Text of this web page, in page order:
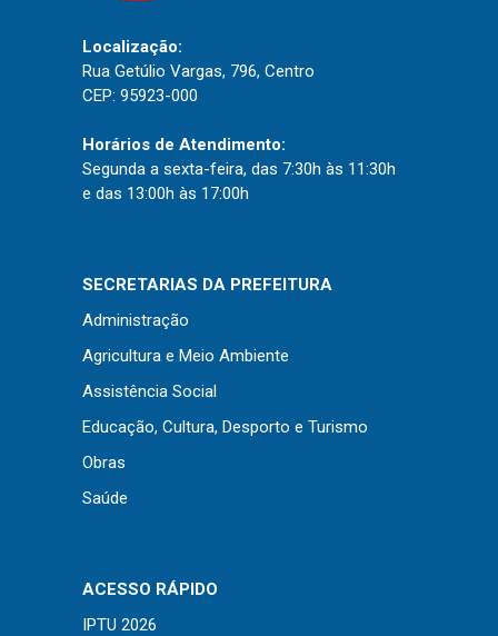
Publicações
Diário Oficial (Novo)
Diário Oficial (Até 30/04)
Seletivo Simplificado
Concursos
Instruções Normativas
Licitações
Dispensas e Inexigibilidades
Chamamentos Públicos
Leis, Decretos e Portarias
Transparência
Localização:
Rua Getúlio Vargas, 796, Centro
CEP: 95923-000
Horários de Atendimento:
Segunda a sexta-feira, das 7:30h às 11:30h
e das 13:00h às 17:00h
SECRETARIAS DA PREFEITURA
Administração
Agricultura e Meio Ambiente
Assistência Social
Educação, Cultura, Desporto e Turismo
Obras
Saúde
ACESSO RÁPIDO
IPTU 2026